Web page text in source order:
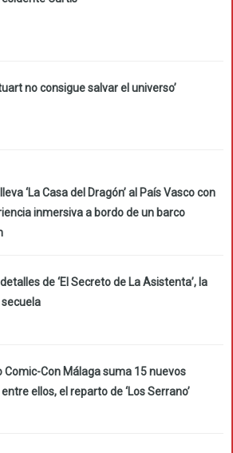
no consigue salvar el universo’
‘La Casa del Dragón’ al País Vasco con
inmersiva a bordo de un barco
de ‘El Secreto de La Asistenta’, la
Comic-Con Málaga suma 15 nuevos
ellos, el reparto de ‘Los Serrano’